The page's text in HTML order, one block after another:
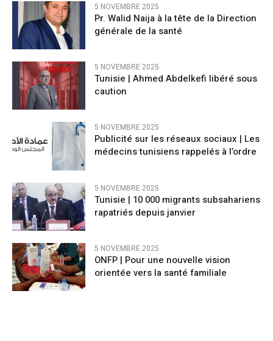
5 NOVEMBRE 2025
Pr. Walid Naija à la tête de la Direction
générale de la santé
5 NOVEMBRE 2025
Tunisie | Ahmed Abdelkefi libéré sous
caution
5 NOVEMBRE 2025
Publicité sur les réseaux sociaux | Les
médecins tunisiens rappelés à l’ordre
5 NOVEMBRE 2025
Tunisie | 10 000 migrants subsahariens
rapatriés depuis janvier
5 NOVEMBRE 2025
ONFP | Pour une nouvelle vision
orientée vers la santé familiale